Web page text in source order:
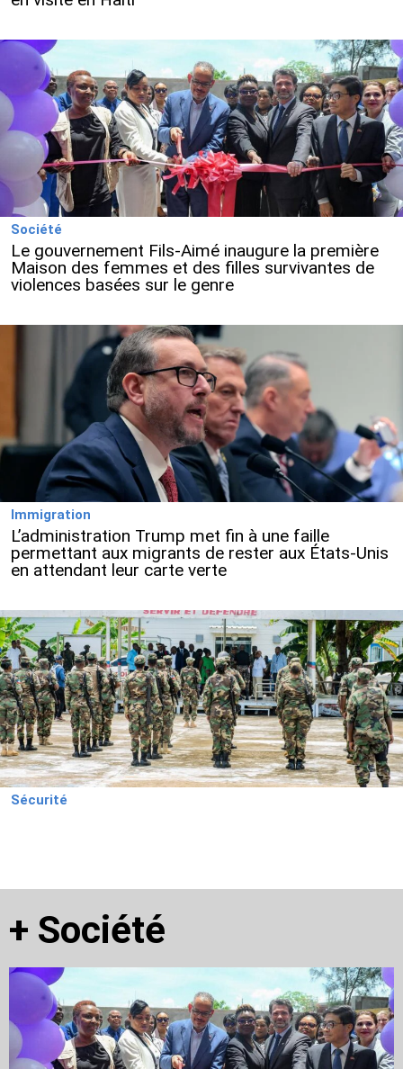
Société
Le gouvernement Fils-Aimé inaugure la première
Maison des femmes et des filles survivantes de
violences basées sur le genre
Immigration
L’administration Trump met fin à une faille
permettant aux migrants de rester aux États-Unis
en attendant leur carte verte
Sécurité
+ Société